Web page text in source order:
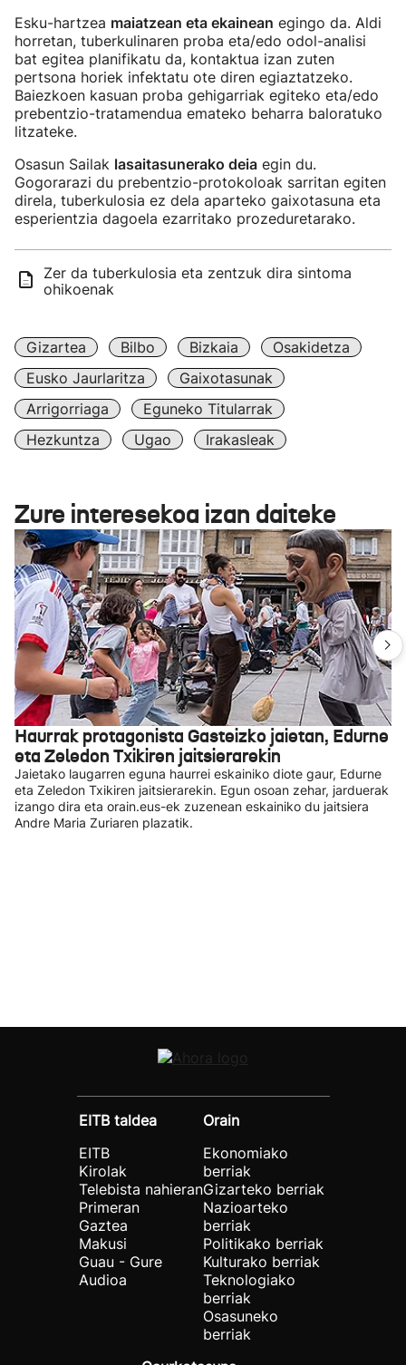
Esku-hartzea maiatzean eta ekainean egingo da. Aldi
horretan, tuberkulinaren proba eta/edo odol-analisi
bat egitea planifikatu da, kontaktua izan zuten
pertsona horiek infektatu ote diren egiaztatzeko.
Baiezkoen kasuan proba gehigarriak egiteko eta/edo
prebentzio-tratamendua emateko beharra baloratuko
litzateke.
Osasun Sailak lasaitasunerako deia egin du.
Gogorarazi du prebentzio-protokoloak sarritan egiten
direla, tuberkulosia ez dela aparteko gaixotasuna eta
esperientzia dagoela ezarritako prozeduretarako.
Zer da tuberkulosia eta zentzuk dira sintoma
ohikoenak
Gizartea Bilbo Bizkaia
Osakidetza
Eusko Jaurlaritza
Gaixotasunak
Arrigorriaga
Eguneko Titularrak
Hezkuntza
Ugao Irakasleak
Zure interesekoa izan daiteke
Haurrak protagonista Gasteizko jaietan, Edurne
eta Zeledon Txikiren jaitsierarekin
Jaietako laugarren eguna haurrei eskainiko diote gaur, Edurne
eta Zeledon Txikiren jaitsierarekin. Egun osoan zehar, jarduerak
izango dira eta orain.eus-ek zuzenean eskainiko du jaitsiera
Andre Maria Zuriaren plazatik.
EITB taldea
EITB
Kirolak
Telebista nahieran
Primeran
Gaztea
Makusi
Guau - Gure
Audioa
Orain
Ekonomiako
berriak
Gizarteko berriak
Nazioarteko
berriak
Politikako berriak
Kulturako berriak
Teknologiako
berriak
Osasuneko
berriak